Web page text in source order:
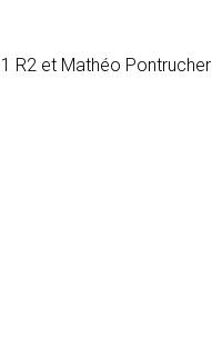
R2 et Mathéo Pontrucher